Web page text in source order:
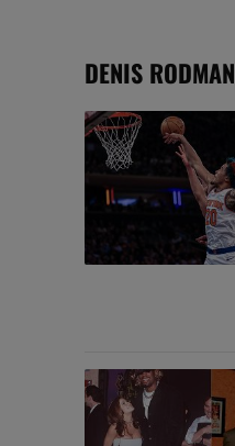
DENIS RODMAN